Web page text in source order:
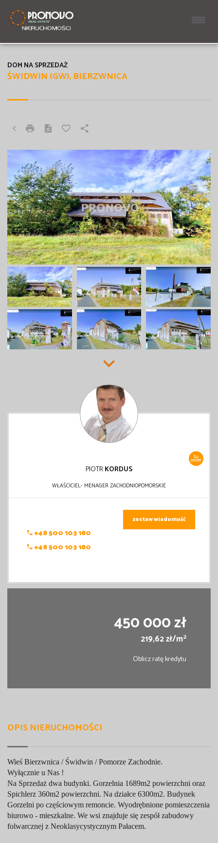
ŚWIDWIN (GW), BIERZWNICA
DOM NA SPRZEDAŻ
84
OFERT
PIOTRKORDUS
WŁAŚCICIEL- MENAGER ZACHODNIOPOMORSKIE
+48 500 103 180
+48 500 103 180
zostaw wiadomość
450 000 zł
219,62 zł/m2
Oblicz ratę kredytu
OPIS NIERUCHOMOŚCI
Wieś Bierzwnica / Świdwin / Pomorze Zachodnie.
Wyłącznie u Nas !
Na Sprzedaż dwa budynki. Gorzelnia 1689m2 powierzchni oraz
Spichlerz 360m2 powierzchni. Na działce 6300m2. Budynek
Gorzelni po częściowym remoncie. Wyodrębnione pomieszczenia
biurowo - mieszkalne. We wsi znajduje się zespół zabudowy
folwarcznej z Neoklasycystycznym Pałacem.